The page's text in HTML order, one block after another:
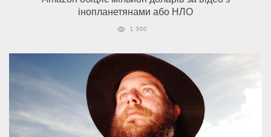
інопланетянами або НЛО
1 500